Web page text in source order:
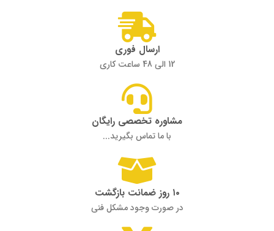
ارسال فوری
12 الی 48 ساعت کاری
مشاوره تخصصی رایگان
با ما تماس بگیرید...
۱۰ روز ضمانت بازگشت
در صورت وجود مشکل فنی